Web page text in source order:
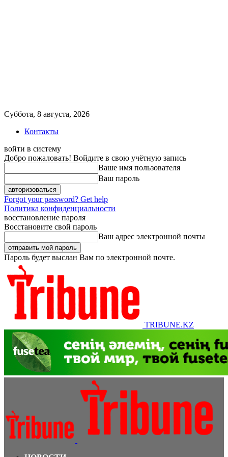
Суббота, 8 августа, 2026
Контакты
войти в систему
Добро пожаловать! Войдите в свою учётную запись
Ваше имя пользователя
Ваш пароль
Forgot your password? Get help
Политика конфиденциальности
восстановление пароля
Восстановите свой пароль
Ваш адрес электронной почты
Пароль будет выслан Вам по электронной почте.
TRIBUNE.KZ